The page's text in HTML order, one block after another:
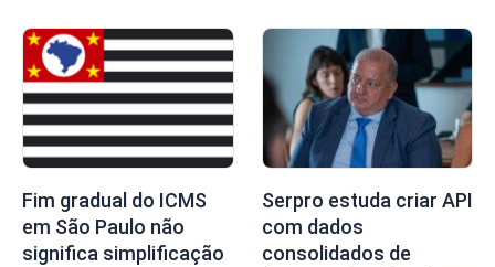
Fim gradual do ICMS
em São Paulo não
significa simplificação
Serpro estuda criar API
com dados
consolidados de